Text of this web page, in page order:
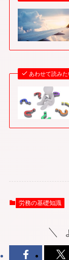
あわせて読みた
労務の基礎知識